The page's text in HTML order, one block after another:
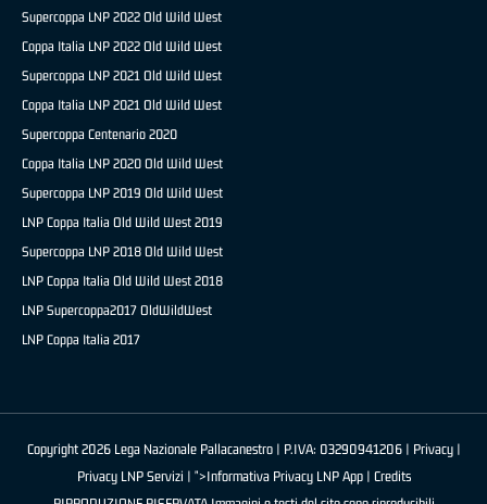
Supercoppa LNP 2022 Old Wild West
Coppa Italia LNP 2022 Old Wild West
Supercoppa LNP 2021 Old Wild West
Coppa Italia LNP 2021 Old Wild West
Supercoppa Centenario 2020
Coppa Italia LNP 2020 Old Wild West
Supercoppa LNP 2019 Old Wild West
LNP Coppa Italia Old Wild West 2019
Supercoppa LNP 2018 Old Wild West
LNP Coppa Italia Old Wild West 2018
LNP Supercoppa2017 OldWildWest
LNP Coppa Italia 2017
Copyright 2026 Lega Nazionale Pallacanestro | P.IVA: 03290941206 | Privacy|
Privacy LNP Servizi | ">Informativa Privacy LNP App | Credits